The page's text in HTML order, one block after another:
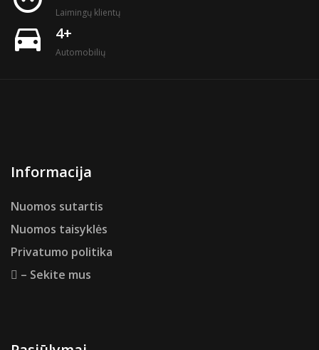
Laimingų klientų
directions_car 4+
Automobilių
Informacija
Nuomos sutartis
Nuomos taisyklės
Privatumo politika
– Sekite mus